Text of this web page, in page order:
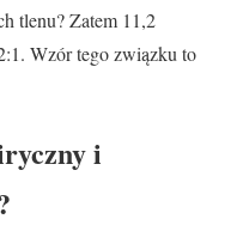
tlenu? Zatem 11,2
Wzór tego związku to
i